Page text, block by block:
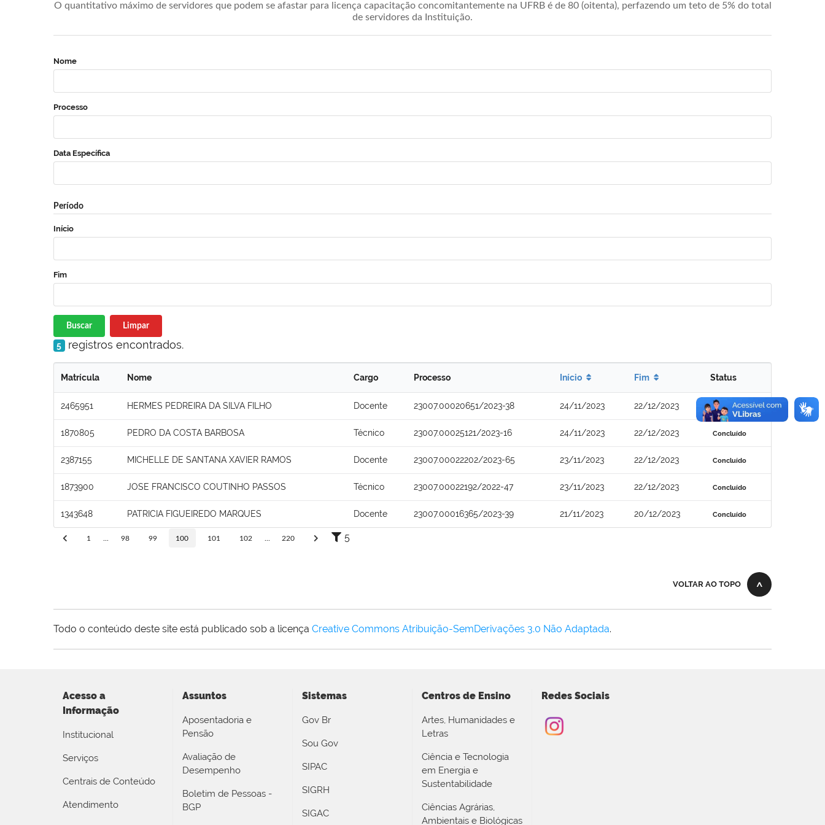
O quantitativo máximo de servidores que podem se afastar para licença capacitação concomitantemente na UFRB é de 80 (oitenta), perfazendo um teto de 5% do total
de servidores da Instituição.
Nome
Processo
Data Específica
Período
Início
Fim
Buscar Limpar
5 registros encontrados.
Matrícula Nome Cargo Processo Início Fim Status
2465951 HERMES PEDREIRA DA SILVA FILHO Docente 23007.00020651/2023-38 24/11/2023 22/12/2023 Concluído
1870805 PEDRO DA COSTA BARBOSA Técnico 23007.00025121/2023-16 24/11/2023 22/12/2023 Concluído
2387155 MICHELLE DE SANTANA XAVIER RAMOS Docente 23007.00022202/2023-65 23/11/2023 22/12/2023 Concluído
1873900 JOSE FRANCISCO COUTINHO PASSOS Técnico 23007.00022192/2022-47 23/11/2023 22/12/2023 Concluído
1343648 PATRICIA FIGUEIREDO MARQUES Docente 23007.00016365/2023-39 21/11/2023 20/12/2023 Concluído
1 98 99 100 101 102 220 5
VOLTAR AO TOPO
Todo o conteúdo deste site está publicado sob a licença Creative Commons Atribuição-SemDerivações 3.0 Não Adaptada.
Acesso a
Informação
Institucional
Serviços
Centrais de Conteúdo
Atendimento
Assuntos
Aposentadoria e
Pensão
Avaliação de
Desempenho
Boletim de Pessoas -
BGP
Sistemas
Gov Br
Sou Gov
SIPAC
SIGRH
SIGAC
Centros de Ensino
Artes, Humanidades e
Letras
Ciência e Tecnologia
em Energia e
Sustentabilidade
Ciências Agrárias,
Ambientais e Biológicas
Redes Sociais